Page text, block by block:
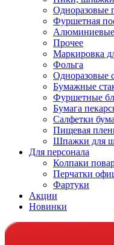
Одноразовые
Фуршетная
Алюминиевые
Прочее
Маркировка
Фольга
Одноразовые
Бумажные
Фуршетные
Бумага
Салфетки
Пищевая
Шпажки для
Для персонала
Колпаки
Перчатки
Фартуки
Акции
Новинки